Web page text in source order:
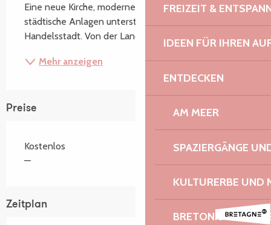
FREIZEIT &
IDEEN FÜR IHREN
ENTDECKEN
AM MEER
SPAZIERGÄNGE
KULTURERBE UND
BRETONISCHER
Eine neue Kirche, moderne Markthallen und
städtische Anlagen unterstrichen die Vitalität der
Handelsstadt. Von der Landflucht der...
Mehr anzeigen
Preise
Kostenlos
—
Zeitplan